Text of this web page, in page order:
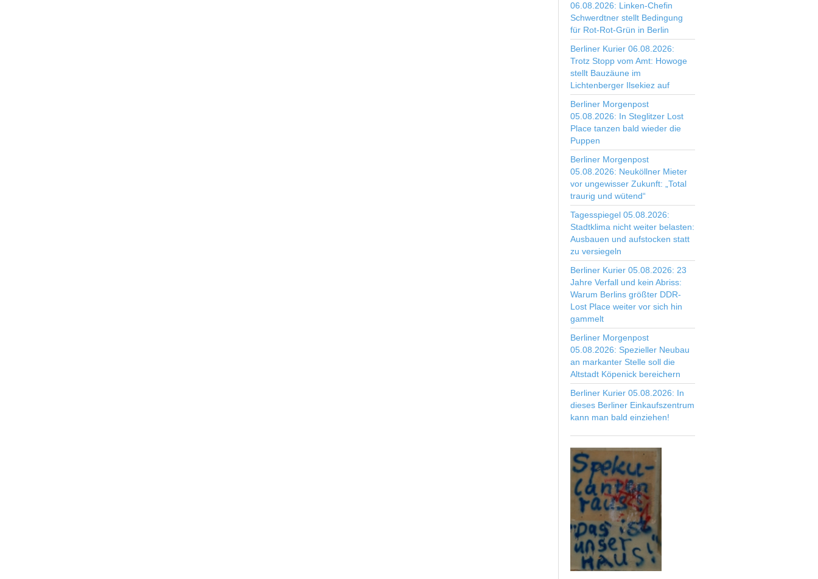
06.08.2026: Linken-Chefin
Schwerdtner stellt Bedingung
für Rot-Rot-Grün in Berlin
Berliner Kurier 06.08.2026:
Trotz Stopp vom Amt: Howoge
stellt Bauzäune im
Lichtenberger Ilsekiez auf
Berliner Morgenpost
05.08.2026: In Steglitzer Lost
Place tanzen bald wieder die
Puppen
Berliner Morgenpost
05.08.2026: Neuköllner Mieter
vor ungewisser Zukunft: „Total
traurig und wütend“
Tagesspiegel 05.08.2026:
Stadtklima nicht weiter belasten:
Ausbauen und aufstocken statt
zu versiegeln
Berliner Kurier 05.08.2026: 23
Jahre Verfall und kein Abriss:
Warum Berlins größter DDR-
Lost Place weiter vor sich hin
gammelt
Berliner Morgenpost
05.08.2026: Spezieller Neubau
an markanter Stelle soll die
Altstadt Köpenick bereichern
Berliner Kurier 05.08.2026: In
dieses Berliner Einkaufszentrum
kann man bald einziehen!